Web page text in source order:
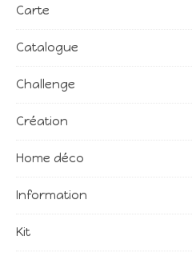
Carte
Catalogue
Challenge
Création
Home déco
Information
Kit